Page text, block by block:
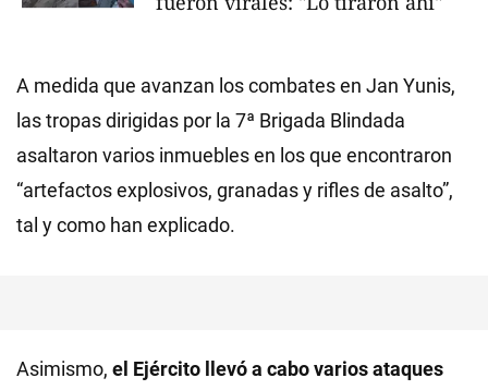
A medida que avanzan los combates en Jan Yunis,
las tropas dirigidas por la 7ª Brigada Blindada
asaltaron varios inmuebles en los que encontraron
“artefactos explosivos, granadas y rifles de asalto”,
tal y como han explicado.
Asimismo, el Ejército llevó a cabo varios ataques